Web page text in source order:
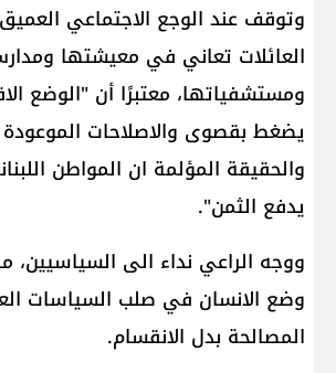
وتوقف عند الوجع الاجتماعي
العائلات تعاني في معيشتها
ومستشفياتها، معتبرًا أن "الوضع
يضغط بقصوى والاصلاحات الموعودة
والحقيقة المؤلمة ان المواطن
يدفع الثمن".
ووجه الراعي نداء الى السياسيين،
وضع الانسان في صلب السياسات
المصالحة بدل الانقسام.